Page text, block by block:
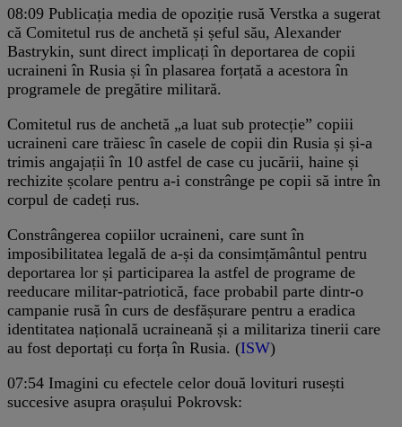
08:09 Publicația media de opoziție rusă Verstka a sugerat
că Comitetul rus de anchetă și șeful său, Alexander
Bastrykin, sunt direct implicați în deportarea de copii
ucraineni în Rusia și în plasarea forțată a acestora în
programele de pregătire militară.
Comitetul rus de anchetă „a luat sub protecție” copiii
ucraineni care trăiesc în casele de copii din Rusia și și-a
trimis angajații în 10 astfel de case cu jucării, haine și
rechizite școlare pentru a-i constrânge pe copii să intre în
corpul de cadeți rus.
Constrângerea copiilor ucraineni, care sunt în
imposibilitatea legală de a-și da consimțământul pentru
deportarea lor și participarea la astfel de programe de
reeducare militar-patriotică, face probabil parte dintr-o
campanie rusă în curs de desfășurare pentru a eradica
identitatea națională ucraineană și a militariza tinerii care
au fost deportați cu forța în Rusia. (ISW)
07:54 Imagini cu efectele celor două lovituri rusești
succesive asupra orașului Pokrovsk: